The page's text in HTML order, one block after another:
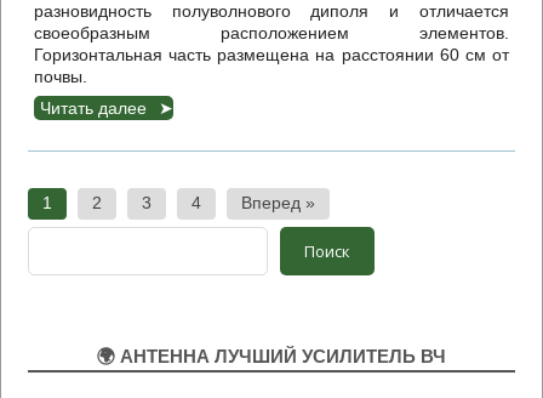
разновидность полуволнового диполя и отличается
своеобразным расположением элементов.
Горизонтальная часть размещена на расстоянии 60 см от
почвы.
Читать далее
Пагинация
записей
1 2 3 4 Вперед »
Поиск
🌍 АНТЕННА ЛУЧШИЙ УСИЛИТЕЛЬ ВЧ